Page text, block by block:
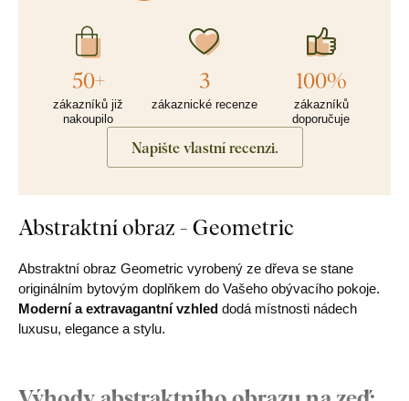
50+
zákazníků již
nakoupilo
3
zákaznické recenze
100%
zákazníků
doporučuje
Napište vlastní recenzi.
Abstraktní obraz - Geometric
Abstraktní obraz Geometric vyrobený ze dřeva se stane
originálním bytovým doplňkem do Vašeho obývacího pokoje.
Moderní a extravagantní vzhled dodá místnosti nádech
luxusu, elegance a stylu.